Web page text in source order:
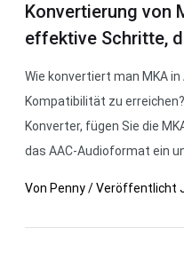
Konvertierung von
effektive Schritte,
Wie konvertiert man MKA
Kompatibilität zu
Konverter, fügen Sie die
das AAC-Audioformat ein
Von Penny/Veröffentlicht